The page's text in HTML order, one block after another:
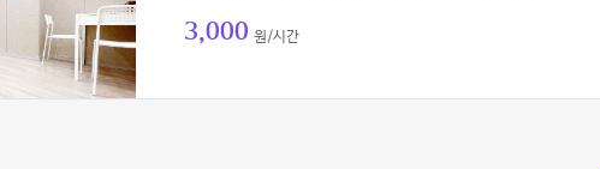
3,000 원/시간